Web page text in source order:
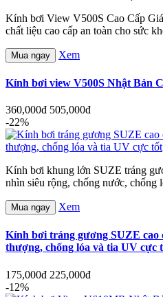
Kính bơi View V500S Cao Cấp
chất liệu cao cấp an toàn cho sức
Mua ngay Xem
Kính bơi view V500S Nhật Bản
360,000đ 505,000đ
-22%
Kính bơi khung lớn SUZE tráng
nhìn siêu rộng, chống nước,
Mua ngay Xem
Kính bơi tráng gương SUZE cao
thượng, chống lóa và tia UV cực
175,000đ 225,000đ
-12%